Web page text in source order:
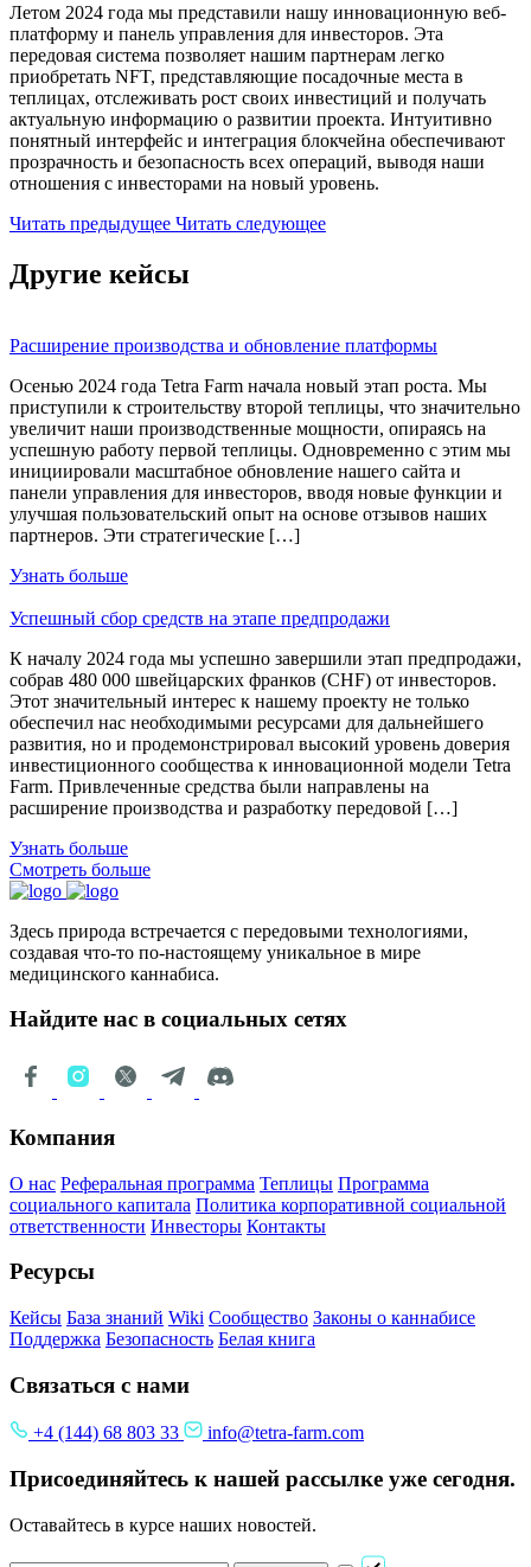
Летом 2024 года мы представили нашу инновационную веб-
платформу и панель управления для инвесторов. Эта
передовая система позволяет нашим партнерам легко
приобретать NFT, представляющие посадочные места в
теплицах, отслеживать рост своих инвестиций и получать
актуальную информацию о развитии проекта. Интуитивно
понятный интерфейс и интеграция блокчейна обеспечивают
прозрачность и безопасность всех операций, выводя наши
отношения с инвесторами на новый уровень.
Читать предыдущее Читать следующее
Другие кейсы
Расширение производства и обновление платформы
Осенью 2024 года Tetra Farm начала новый этап роста. Мы
приступили к строительству второй теплицы, что значительно
увеличит наши производственные мощности, опираясь на
успешную работу первой теплицы. Одновременно с этим мы
инициировали масштабное обновление нашего сайта и
панели управления для инвесторов, вводя новые функции и
улучшая пользовательский опыт на основе отзывов наших
партнеров. Эти стратегические […]
Узнать больше
Успешный сбор средств на этапе предпродажи
К началу 2024 года мы успешно завершили этап предпродажи,
собрав 480 000 швейцарских франков (CHF) от инвесторов.
Этот значительный интерес к нашему проекту не только
обеспечил нас необходимыми ресурсами для дальнейшего
развития, но и продемонстрировал высокий уровень доверия
инвестиционного сообщества к инновационной модели Tetra
Farm. Привлеченные средства были направлены на
расширение производства и разработку передовой […]
Узнать больше
Смотреть больше
Здесь природа встречается с передовыми технологиями,
создавая что-то по-настоящему уникальное в мире
медицинского каннабиса.
Найдите нас в социальных сетях
Компания
О нас Реферальная программа Теплицы Программа
социального капитала Политика корпоративной социальной
ответственности Инвесторы Контакты
Ресурсы
Кейсы База знаний Wiki Сообщество Законы о каннабисе
Поддержка Безопасность Белая книга
Связаться с нами
+4 (144) 68 803 33 info@tetra-farm.com
Присоединяйтесь к нашей рассылке уже сегодня.
Оставайтесь в курсе наших новостей.